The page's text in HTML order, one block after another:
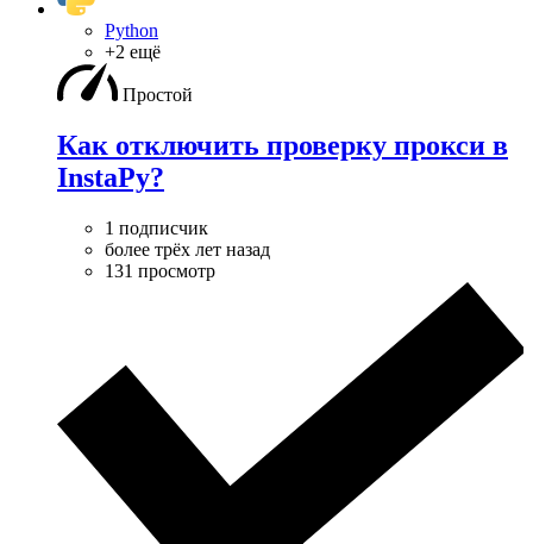
Python
+2 ещё
Простой
Как отключить проверку прокси в
InstaPy?
1 подписчик
более трёх лет назад
131 просмотр